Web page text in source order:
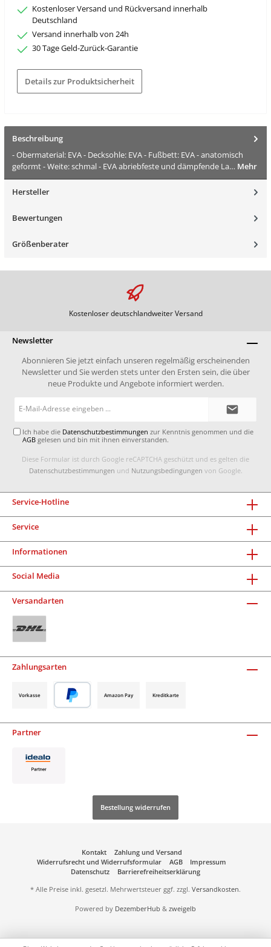
Kostenloser Versand und Rückversand innerhalb
Deutschland
Versand innerhalb von 24h
30 Tage Geld-Zurück-Garantie
Details zur Produktsicherheit
Beschreibung
- Obermaterial: EVA - Decksohle: EVA - Fußbett: EVA - anatomisch
geformt - Weite: schmal - EVA abriebfeste und dämpfende La… Mehr
Hersteller
Bewertungen
Größenberater
Kostenloser deutschlandweiter Versand
Newsletter
Abonnieren Sie jetzt einfach unseren regelmäßig erscheinenden
Newsletter und Sie werden stets unter den Ersten sein, die über
neue Produkte und Angebote informiert werden.
Ich habe die Datenschutzbestimmungen zur Kenntnis genommen und die
AGB gelesen und bin mit ihnen einverstanden.
Diese Formular ist durch Google reCAPTCHA geschützt und es gelten die
Datenschutzbestimmungen und Nutzungsbedingungen von Google.
Service-Hotline
Service
Informationen
Social Media
Versandarten
Zahlungsarten
Vorkasse Amazon Pay Kreditkarte
Partner
Bestellung widerrufen
Kontakt
Zahlung und Versand
Widerrufsrecht und Widerrufsformular
AGB
Impressum
Datenschutz
Barrierefreiheitserklärung
* Alle Preise inkl. gesetzl. Mehrwertsteuer ggf. zzgl. Versandkosten.
Powered by DezemberHub & zweigelb